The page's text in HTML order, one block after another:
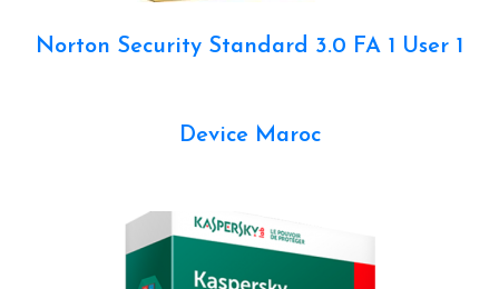
Norton Security Standard 3.0 FA 1 User 1
Device Maroc